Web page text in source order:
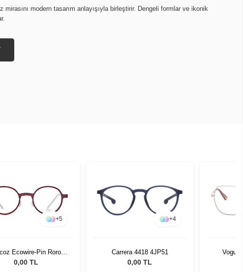
modern tasarım anlayışıyla birleştirir. Dengeli formlar ve ikonik
+5
Ecowire-Pin Roro
RED 46-22 51526
0,00 TL
+4
Carrera 4418 4JP51
0,00 TL
Vogue